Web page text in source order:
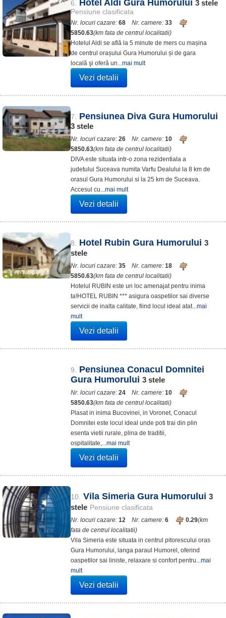
6. Hotel Aldi Gura Humorului 3 stele
Pensiune clasificata
Nr. locuri cazare: 68 Nr. camere: 33
5850.63(km fata de centrul localitatii)
Hotelul Aldi se află la 5 minute de mers cu mașina
de centrul orașului Gura Humorului și de gara
locală şi oferă un...mai mult
Vezi detalii
7. Pensiunea Diva Gura Humorului
3 stele
Nr. locuri cazare: 26 Nr. camere: 10
5850.63(km fata de centrul localitatii)
DIVA este situata intr-o zona rezidentiala a
judetului Suceava numita Varfu Dealului la 8 km de
orasul Gura Humorului si la 25 km de Suceava.
Accesul cu...mai mult
Vezi detalii
8. Hotel Rubin Gura Humorului 3
stele
Nr. locuri cazare: 35 Nr. camere: 18
5850.63(km fata de centrul localitatii)
Hotelul RUBIN este un loc amenajat pentru inima
ta!HOTEL RUBIN *** asigura oaspetilor sai diverse
servicii de inalta calitate, fiind locul ideal atat...mai
mult
Vezi detalii
9. Pensiunea Conacul Domnitei
Gura Humorului 3 stele
Nr. locuri cazare: 24 Nr. camere: 10
5850.63(km fata de centrul localitatii)
Plasat in inima Bucovinei, in Voronet, Conacul
Domnitei este locul ideal unde poti trai din plin
esenta vietii rurale, plina de traditii,
ospitalitate,...mai mult
Vezi detalii
10. Vila Simeria Gura Humorului 3
stele Pensiune clasificata
Nr. locuri cazare: 12 Nr. camere: 6 0.29(km
fata de centrul localitatii)
Vila Simeria este situata in centrul pitorescului oras
Gura Humorului, langa paraul Humorel, oferind
oaspetilor sai liniste, relaxare si confort pentru...mai
mult
Vezi detalii